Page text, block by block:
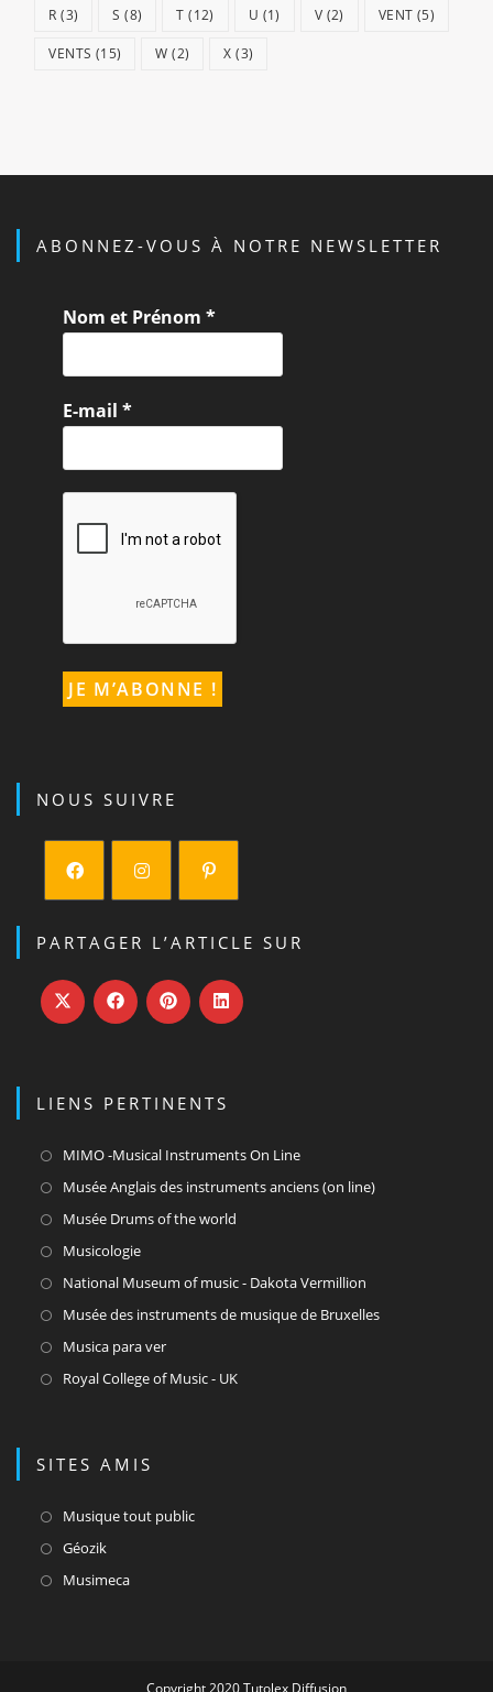
R (3) S (8) T (12) U (1) V (2) VENT (5)
VENTS (15) W (2) X (3)
ABONNEZ-VOUS À NOTRE NEWSLETTER
Nom et Prénom*
E-mail*
NOUS SUIVRE
dans
nouvel
onglet
dans
nouvel
onglet
dans
nouvel
onglet
PARTAGER L’ARTICLE SUR
LIENS PERTINENTS
MIMO -Musical Instruments On LineS’ouvre
dans
Musée Anglais des instruments anciens (on line)S’ouvre
Musée Drums of the world
onglet
MusicologieS’ouvre
dans
onglet
National Museum of music - Dakota Vermillion
dans
Musée des instruments de musique de BruxellesS’ouvre
Musica para verS’ouvre
dans
Royal College of Music - UKS’ouvre
SITES AMIS
Musique tout publicS’ouvre
GéozikS’ouvre
dans
MusimecaS’ouvre
Copyright 2020 Tutolex Diffusion